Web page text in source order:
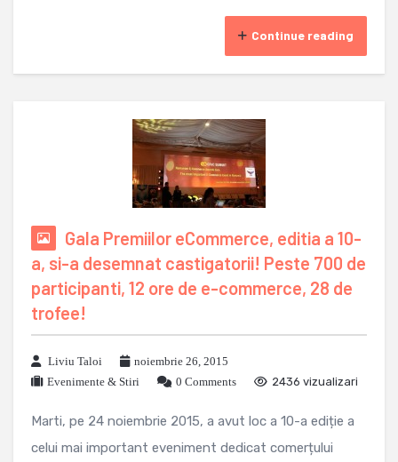
Continue reading
Gala Premiilor eCommerce, editia a 10-
a, si-a desemnat castigatorii! Peste 700 de
participanti, 12 ore de e-commerce, 28 de
trofee!
Liviu Taloi
noiembrie 26, 2015
Evenimente & Stiri
0 Comments 2436 vizualizari
Marti, pe 24 noiembrie 2015, a avut loc a 10-a ediție a
celui mai important eveniment dedicat comerțului